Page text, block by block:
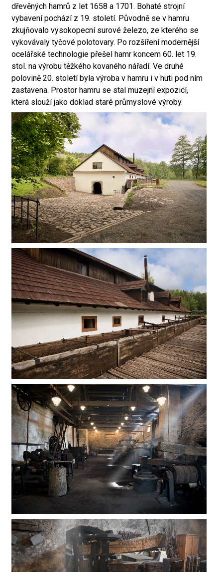
dřevěných hamrů z let 1658 a 1701. Bohaté strojní
vybavení pochází z 19. století. Původně se v hamru
zkujňovalo vysokopecní surové železo, ze kterého se
vykovávaly tyčové polotovary. Po rozšíření modernější
ocelářské technologie přešel hamr koncem 60. let 19.
stol. na výrobu těžkého kovaného nářadí. Ve druhé
polovině 20. století byla výroba v hamru i v huti pod ním
zastavena. Prostor hamru se stal muzejní expozicí,
která slouží jako doklad staré průmyslové výroby.